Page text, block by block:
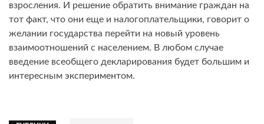
взросления. И решение обратить внимание граждан на
тот факт, что они еще и налогоплательщики, говорит о
желании государства перейти на новый уровень
взаимоотношений с населением. В любом случае
введение всеобщего декларирования будет большим и
интересным экспериментом.